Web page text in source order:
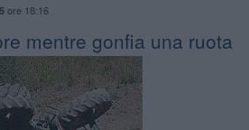
ore 18:16
mentre gonfia una ruota